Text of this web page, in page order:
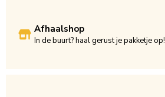
Afhaalshop
In de buurt? haal gerust je pakketje op!